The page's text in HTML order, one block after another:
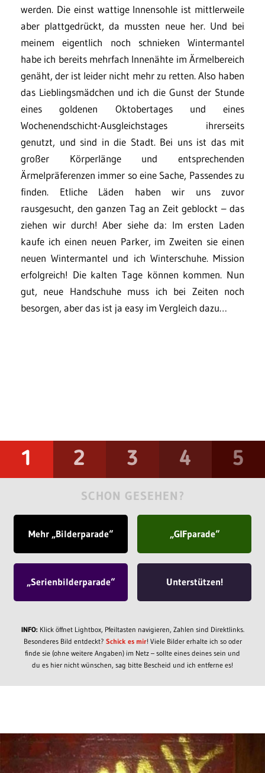
werden. Die einst wattige Innensohle ist mittlerweile
aber plattgedrückt, da mussten neue her. Und bei
meinem eigentlich noch schnieken Wintermantel
habe ich bereits mehrfach Innenähte im Ärmelbereich
genäht, der ist leider nicht mehr zu retten. Also haben
das Lieblingsmädchen und ich die Gunst der Stunde
eines goldenen Oktobertages und eines
Wochenendschicht-Ausgleichstages ihrerseits
genutzt, und sind in die Stadt. Bei uns ist das mit
großer Körperlänge und entsprechenden
Ärmelpräferenzen immer so eine Sache, Passendes zu
finden. Etliche Läden haben wir uns zuvor
rausgesucht, den ganzen Tag an Zeit geblockt – das
ziehen wir durch! Aber siehe da: Im ersten Laden
kaufe ich einen neuen Parker, im Zweiten sie einen
neuen Wintermantel und ich Winterschuhe. Mission
erfolgreich! Die kalten Tage können kommen. Nun
gut, neue Handschuhe muss ich bei Zeiten noch
besorgen, aber das ist ja easy im Vergleich dazu…
1 2 3 4 5
SCHON GESEHEN?
Mehr „Bilderparade“ „GIFparade“
„Serienbilderparade“ Unterstützen!
INFO: Klick öffnet Lightbox, Pfeiltasten navigieren, Zahlen sind Direktlinks.
Besonderes Bild entdeckt? Schick es mir! Viele Bilder erhalte ich so oder
finde sie (ohne weitere Angaben) im Netz – sollte eines deines sein und
du es hier nicht wünschen, sag bitte Bescheid und ich entferne es!